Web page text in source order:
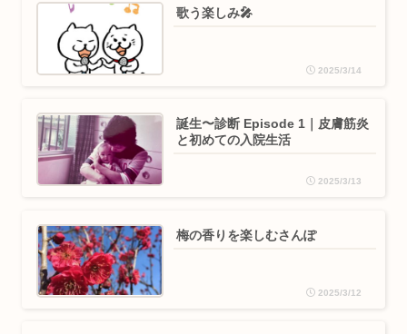
歌う楽しみ🎤
2025/3/14
誕生〜診断 Episode 1｜皮膚筋炎
と初めての入院生活
2025/3/13
梅の香りを楽しむさんぽ
2025/3/12